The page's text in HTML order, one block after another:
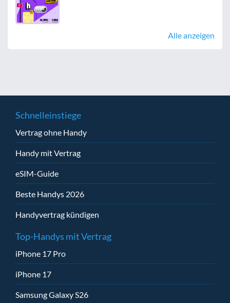
Alle anzeigen
Schnelleinstiege
Vertrag ohne Handy
Handy mit Vertrag
eSIM-Guide
Beste Handys 2026
Handyvertrag kündigen
Top-Handys mit Vertrag
iPhone 17 Pro
iPhone 17
Samsung Galaxy S26